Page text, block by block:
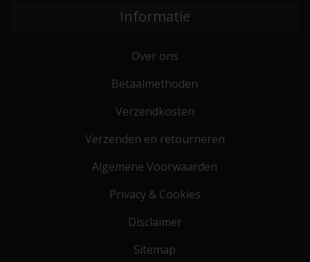
Informatie
Over ons
Betaalmethoden
Verzendkosten
Verzenden en retourneren
Algemene Voorwaarden
Privacy & Cookies
Disclaimer
Sitemap